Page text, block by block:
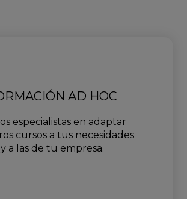
AD HOC
especialistas en adaptar
cursos a tus necesidades
y a las de tu empresa.